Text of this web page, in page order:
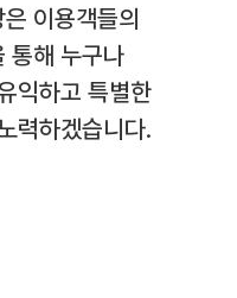
이용객들의
통해 누구나
익하고 특별한
력하겠습니다.